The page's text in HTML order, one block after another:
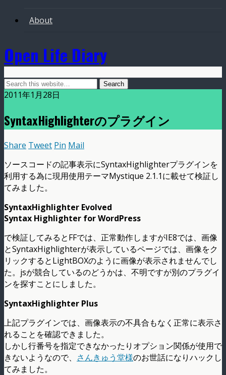
About
Open Life Diary
2011年1月28日
SyntaxHighlighterのプラグイン
Share Tweet Pin Mail
ソースコードの記事表示にSyntaxHighlighterプラグインを
利用する為に現用使用テーマMystique 2.1.1に載せて検証し
てみました。
SyntaxHighlighter Evolved
Syntax Highlighter for WordPress
で検証してみるとFFでは、正常動作しますがIE8では、画像
とSyntaxHighlighterが表示しているページでは、画像をク
リックするとLightBOXのように画像が表示されませんでし
た。jsが競合しているのどうかは、不明ですが別のプラグイ
ンを探すことにしました。
SyntaxHighlighter Plus
上記プラグインでは、画像表示の不具合もなく正常に表示さ
れることを確認できました。
しかし行番号を指定できなかったりオプション関係が使用で
きないようなので、 さんきゅう堂様のお世話になりハックし
てみました。